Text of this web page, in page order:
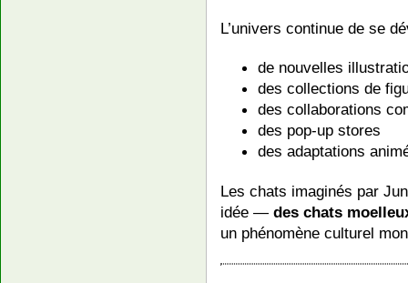
L’univers continue de se
de nouvelles
des collections de
des collaborations
des pop-up stores
des adaptations
Les chats imaginés par
idée — des chats
un phénomène culturel